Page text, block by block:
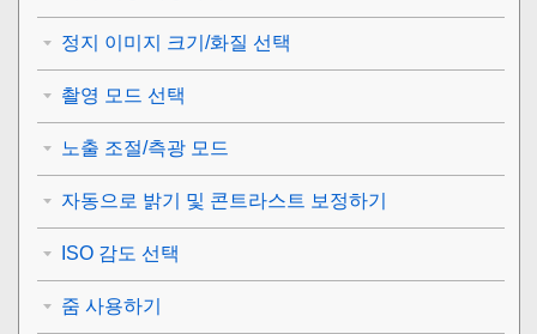
정지 이미지 크기/화질 선택
촬영 모드 선택
노출 조절/측광 모드
자동으로 밝기 및 콘트라스트 보정하기
ISO 감도 선택
줌 사용하기